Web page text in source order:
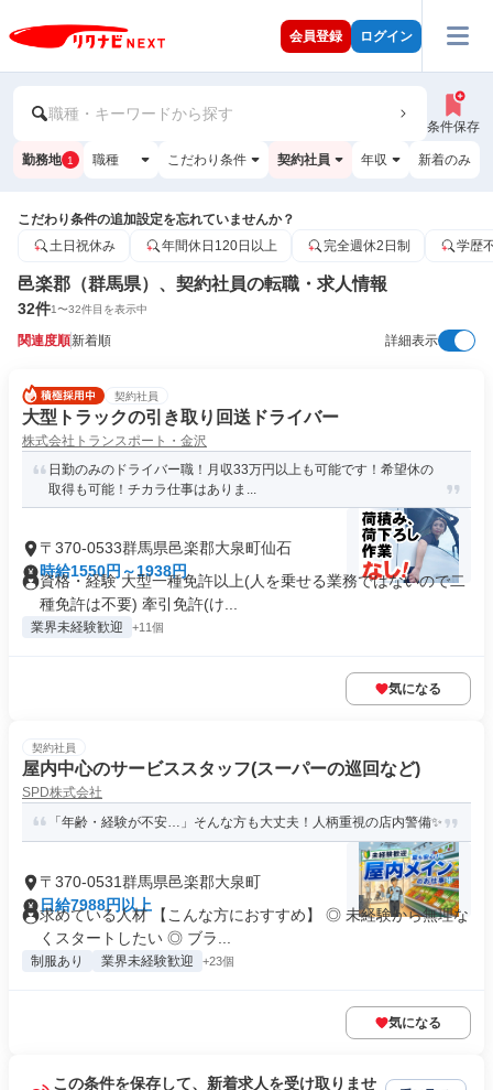
会員登録 ログイン
職種・キーワードから探す
条件保存
勤務地 1 職種 こだわり条件 契約社員 年収 新着のみ
こだわり条件の追加設定を忘れていませんか？
土日祝休み
年間休日120日以上 完全週休2日制 学歴
邑楽郡（群馬県）、契約社員の転職・求人情報
32件1〜32件目を表示中
関連度順新着順 詳細表示
契約社員
大型トラックの引き取り回送ドライバー
株式会社トランスポート・金沢
日勤のみのドライバー職！月収33万円以上も可能です！希望休の
取得も可能！チカラ仕事はありま...
〒370-0533群馬県邑楽郡大泉町仙石
時給1550円～1938円
資格・経験 大型一種免許以上(人を乗せる業務ではないので二
種免許は不要) 牽引免許(け...
業界未経験歓迎 +11個
気になる
契約社員
屋内中心のサービススタッフ(スーパーの巡回など)
SPD株式会社
「年齢・経験が不安…」そんな方も大丈夫！人柄重視の店内警備✨
〒370-0531群馬県邑楽郡大泉町
日給7988円以上
求めている人材 【こんな方におすすめ】 ◎ 未経験から無理な
くスタートしたい ◎ ブラ...
制服あり 業界未経験歓迎 +23個
気になる
この条件を保存して、新着求人を受け取りませ